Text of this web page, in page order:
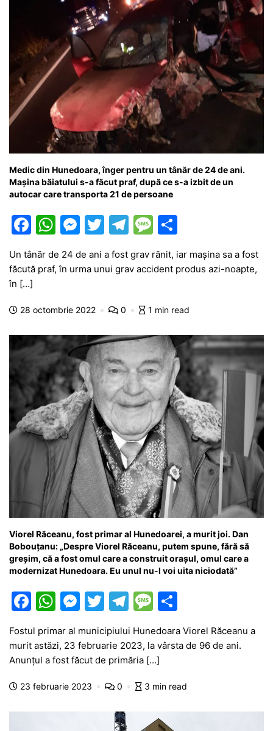
Medic din Hunedoara, înger pentru un tânăr de 24 de ani.
Mașina băiatului s-a făcut praf, după ce s-a izbit de un
autocar care transporta 21 de persoane
F
c
e
b
o
o
k
W
at
A
p
p
M
s
e
g
er
T
w
itt
er
T
e
a
m
M
s
a
e
ta
a
z
ă
Un tânăr de 24 de ani a fost grav rănit, iar mașina sa a fost
făcută praf, în urma unui grav accident produs azi-noapte,
în […]
28 octombrie 2022 0 1 min read
Viorel Răceanu, fost primar al Hunedoarei, a murit joi. Dan
Bobouțanu: „Despre Viorel Răceanu, putem spune, fără să
greşim, că a fost omul care a construit oraşul, omul care a
modernizat Hunedoara. Eu unul nu-l voi uita niciodată”
F
c
e
b
o
o
W
at
s
A
p
M
s
s
e
n
T
w
itt
er
T
el
e
gr
a
m
M
s
s
a
e
ar
ta
a
z
ă
Fostul primar al municipiului Hunedoara Viorel Răceanu a
murit astăzi, 23 februarie 2023, la vârsta de 96 de ani.
Anunțul a fost făcut de primăria […]
23 februarie 2023 0 3 min read